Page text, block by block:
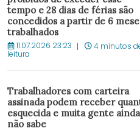
tempo e 28 dias de férias são
concedidos a partir de 6
trabalhados
11.07.2026 23:23 4 minutos
leitura
Trabalhadores com carteira
assinada podem receber
esquecida e muita gente ainda
não sabe